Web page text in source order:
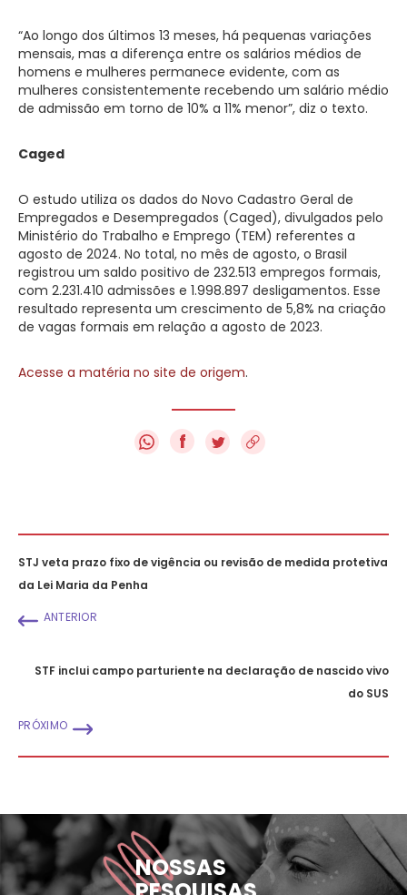
“Ao longo dos últimos 13 meses, há pequenas variações
mensais, mas a diferença entre os salários médios de
homens e mulheres permanece evidente, com as
mulheres consistentemente recebendo um salário médio
de admissão em torno de 10% a 11% menor”, diz o texto.
Caged
O estudo utiliza os dados do Novo Cadastro Geral de
Empregados e Desempregados (Caged), divulgados pelo
Ministério do Trabalho e Emprego (TEM) referentes a
agosto de 2024. No total, no mês de agosto, o Brasil
registrou um saldo positivo de 232.513 empregos formais,
com 2.231.410 admissões e 1.998.897 desligamentos. Esse
resultado representa um crescimento de 5,8% na criação
de vagas formais em relação a agosto de 2023.
Acesse a matéria no site de origem.
f
STJ veta prazo fixo de vigência ou revisão de medida protetiva
da Lei Maria da Penha
ANTERIOR
STF inclui campo parturiente na declaração de nascido vivo
do SUS
PRÓXIMO
NOSSAS